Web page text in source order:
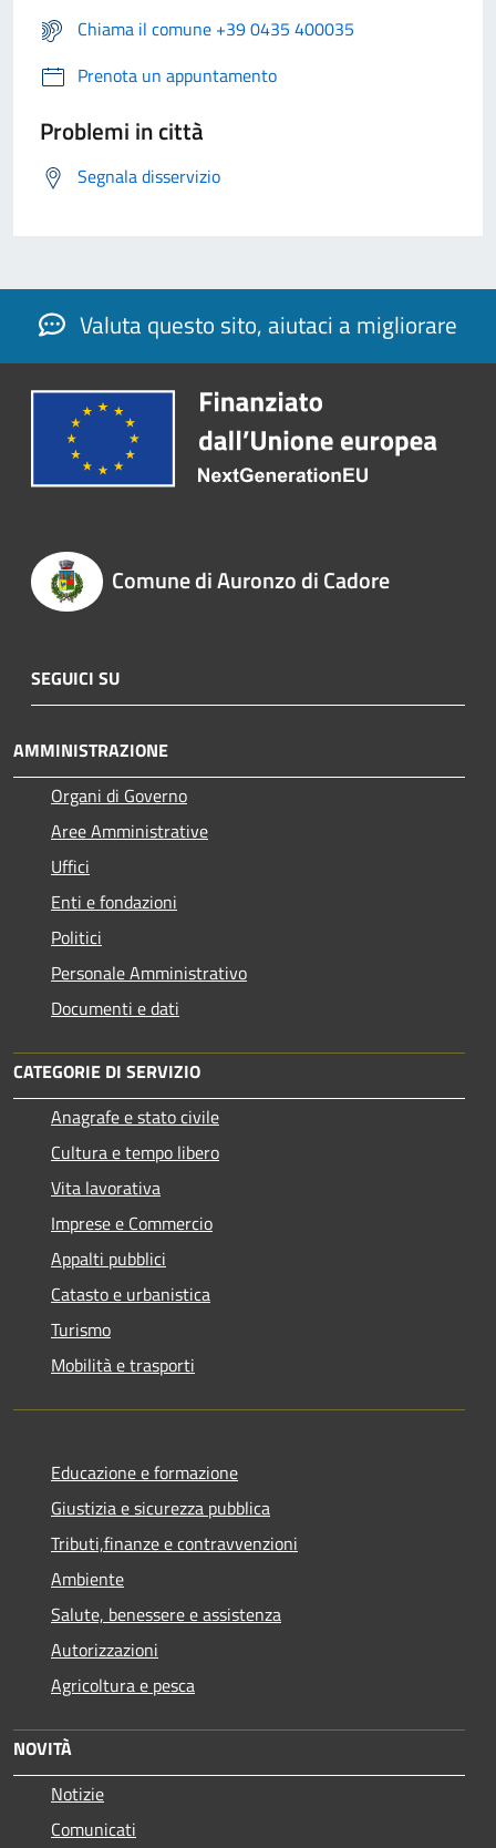
Chiama il comune +39 0435 400035
Prenota un appuntamento
Problemi in città
Segnala disservizio
Valuta questo sito, aiutaci a migliorare
Comune di Auronzo di Cadore
SEGUICI SU
AMMINISTRAZIONE
Organi di Governo
Aree Amministrative
Uffici
Enti e fondazioni
Politici
Personale Amministrativo
Documenti e dati
CATEGORIE DI SERVIZIO
Anagrafe e stato civile
Cultura e tempo libero
Vita lavorativa
Imprese e Commercio
Appalti pubblici
Catasto e urbanistica
Turismo
Mobilità e trasporti
Educazione e formazione
Giustizia e sicurezza pubblica
Tributi,finanze e contravvenzioni
Ambiente
Salute, benessere e assistenza
Autorizzazioni
Agricoltura e pesca
NOVITÀ
Notizie
Comunicati